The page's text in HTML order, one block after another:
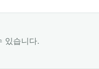
있습니다.